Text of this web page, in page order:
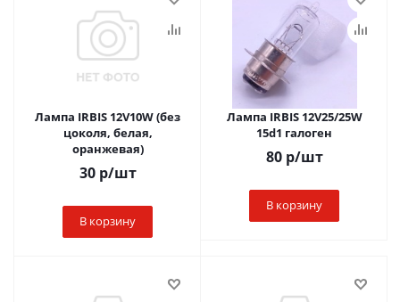
Лампа IRBIS 12V10W (без
цоколя, белая,
оранжевая)
30р/шт
В корзину
Лампа IRBIS 12V25/25W
15d1 галоген
80р/шт
В корзину